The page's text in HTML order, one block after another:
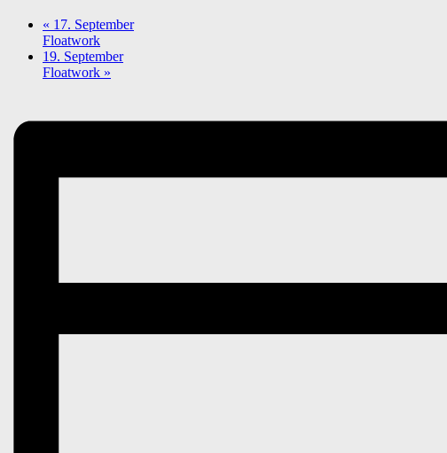
« 17. September
Floatwork
19. September
Floatwork »